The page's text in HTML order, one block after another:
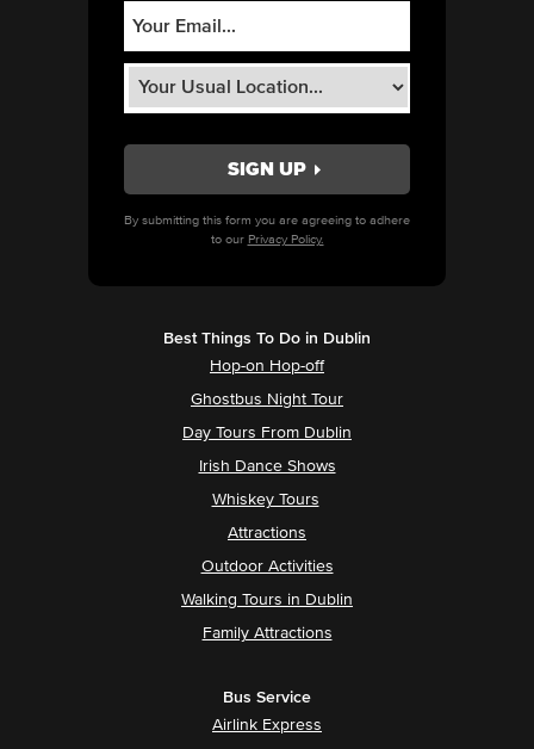
By submitting this form you are agreeing to adhere
to our Privacy Policy.
Best Things To Do in Dublin
Hop-on Hop-off
Ghostbus Night Tour
Day Tours From Dublin
Irish Dance Shows
Whiskey Tours
Attractions
Outdoor Activities
Walking Tours in Dublin
Family Attractions
Bus Service
Airlink Express